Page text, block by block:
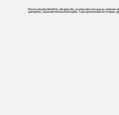
Nossa solução identifica, dia após dia, os intervalos em que as variáveis
operações, especialmente pulverização. Tudo apresentado em mapas,